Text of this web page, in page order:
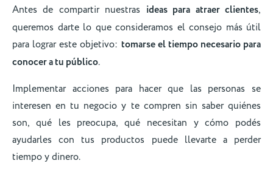
Antes de compartir nuestras ideas para atraer clientes,
queremos darte lo que consideramos el consejo más útil
para lograr este objetivo: tomarse el tiempo necesario para
conocer a tu público.
Implementar acciones para hacer que las personas se
interesen en tu negocio y te compren sin saber quiénes
son, qué les preocupa, qué necesitan y cómo podés
ayudarles con tus productos puede llevarte a perder
tiempo y dinero.